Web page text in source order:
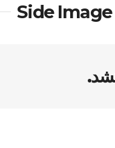
Side